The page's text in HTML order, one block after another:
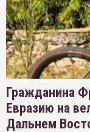
Гражданина
Евразию на
Дальнем